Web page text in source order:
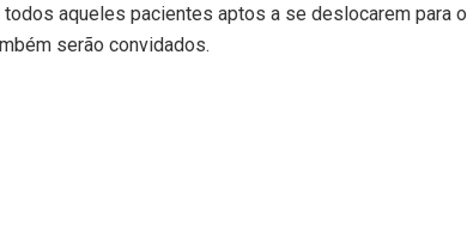
aqueles pacientes aptos a se deslocarem para o
serão convidados.